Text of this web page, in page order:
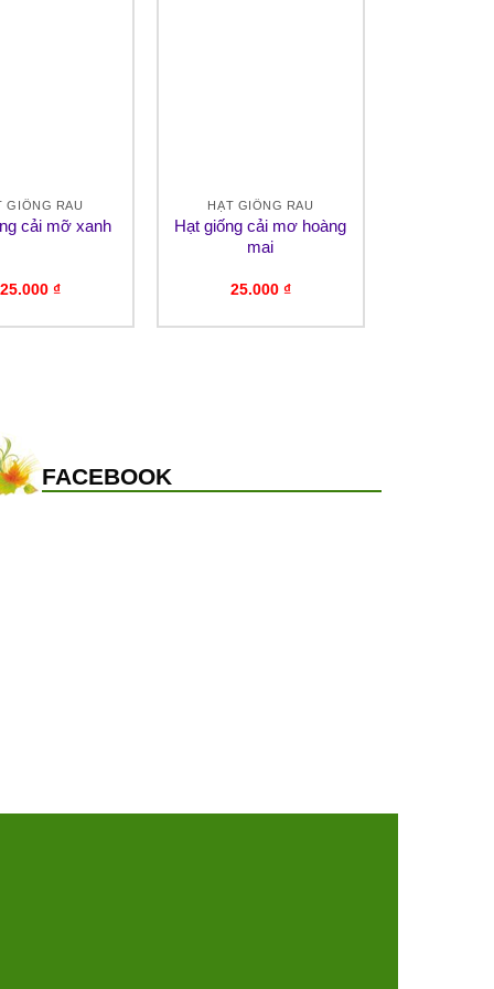
GIỐNG RAU
cải mỡ xanh
25.000 ₫
HẠT GIỐNG RAU
Hạt giống cải mơ hoàng
mai
25.000 ₫
FACEBOOK